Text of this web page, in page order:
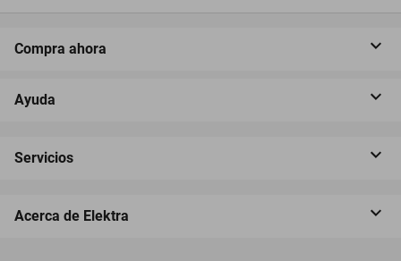
Compra ahora
Ayuda
Servicios
Acerca de Elektra